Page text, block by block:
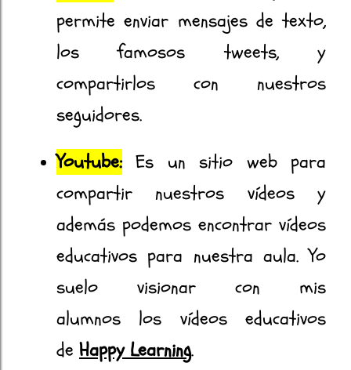
permite enviar mensajes de texto,
los famosos tweets, y
compartirlos con nuestros
seguidores.
Youtube:Es un sitio web para
compartir nuestros vídeos y
además podemos encontrar vídeos
educativos para nuestra aula. Yo
suelo visionar con mis
alumnos los vídeos educativos
de Happy Learning.